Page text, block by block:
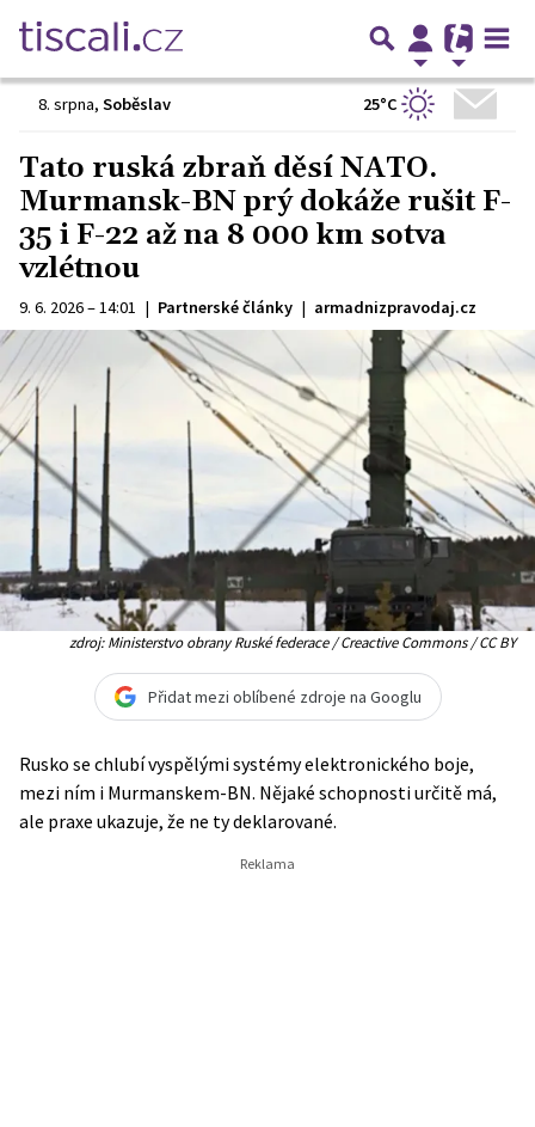
8. srpna, Soběslav 25°C
Tato ruská zbraň děsí NATO.
Murmansk-BN prý dokáže rušit F-
35 i F-22 až na 8 000 km sotva
vzlétnou
9. 6. 2026 – 14:01 | Partnerské články | armadnizpravodaj.cz
zdroj: Ministerstvo obrany Ruské federace / Creactive Commons / CC BY
Přidat mezi oblíbené zdroje na Googlu
Rusko se chlubí vyspělými systémy elektronického boje,
mezi ním i Murmanskem-BN. Nějaké schopnosti určitě má,
ale praxe ukazuje, že ne ty deklarované.